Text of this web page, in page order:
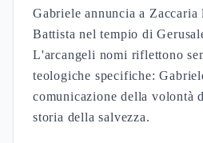
Gabriele annuncia a
Battista nel tempio di
L'arcangeli nomi riflettono
teologiche specifiche:
comunicazione della volontà
storia della salvezza.